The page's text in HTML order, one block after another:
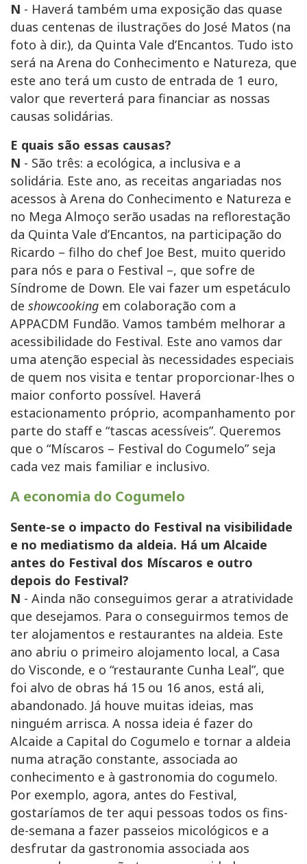
N - Haverá também uma exposição das quase
duas centenas de ilustrações do José Matos (na
foto à dir.), da Quinta Vale d’Encantos. Tudo isto
será na Arena do Conhecimento e Natureza, que
este ano terá um custo de entrada de 1 euro,
valor que reverterá para financiar as nossas
causas solidárias.
E quais são essas causas?
N - São três: a ecológica, a inclusiva e a
solidária. Este ano, as receitas angariadas nos
acessos à Arena do Conhecimento e Natureza e
no Mega Almoço serão usadas na reflorestação
da Quinta Vale d’Encantos, na participação do
Ricardo – filho do chef Joe Best, muito querido
para nós e para o Festival –, que sofre de
Síndrome de Down. Ele vai fazer um espetáculo
de showcooking em colaboração com a
APPACDM Fundão. Vamos também melhorar a
acessibilidade do Festival. Este ano vamos dar
uma atenção especial às necessidades especiais
de quem nos visita e tentar proporcionar-lhes o
maior conforto possível. Haverá
estacionamento próprio, acompanhamento por
parte do staff e “tascas acessíveis”. Queremos
que o “Míscaros – Festival do Cogumelo” seja
cada vez mais familiar e inclusivo.
A economia do Cogumelo
Sente-se o impacto do Festival na visibilidade
e no mediatismo da aldeia. Há um Alcaide
antes do Festival dos Míscaros e outro
depois do Festival?
N - Ainda não conseguimos gerar a atratividade
que desejamos. Para o conseguirmos temos de
ter alojamentos e restaurantes na aldeia. Este
ano abriu o primeiro alojamento local, a Casa
do Visconde, e o “restaurante Cunha Leal”, que
foi alvo de obras há 15 ou 16 anos, está ali,
abandonado. Já houve muitas ideias, mas
ninguém arrisca. A nossa ideia é fazer do
Alcaide a Capital do Cogumelo e tornar a aldeia
numa atração constante, associada ao
conhecimento e à gastronomia do cogumelo.
Por exemplo, agora, antes do Festival,
gostaríamos de ter aqui pessoas todos os fins-
de-semana a fazer passeios micológicos e a
desfrutar da gastronomia associada aos